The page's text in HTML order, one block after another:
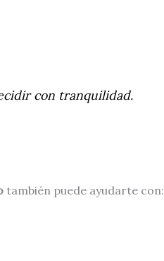
con tranquilidad.
también puede ayudarte con: